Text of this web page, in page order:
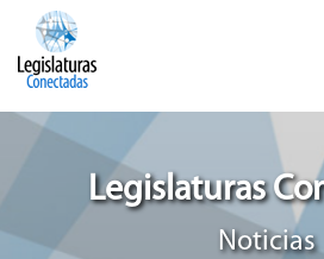
Legislaturas
Noticias